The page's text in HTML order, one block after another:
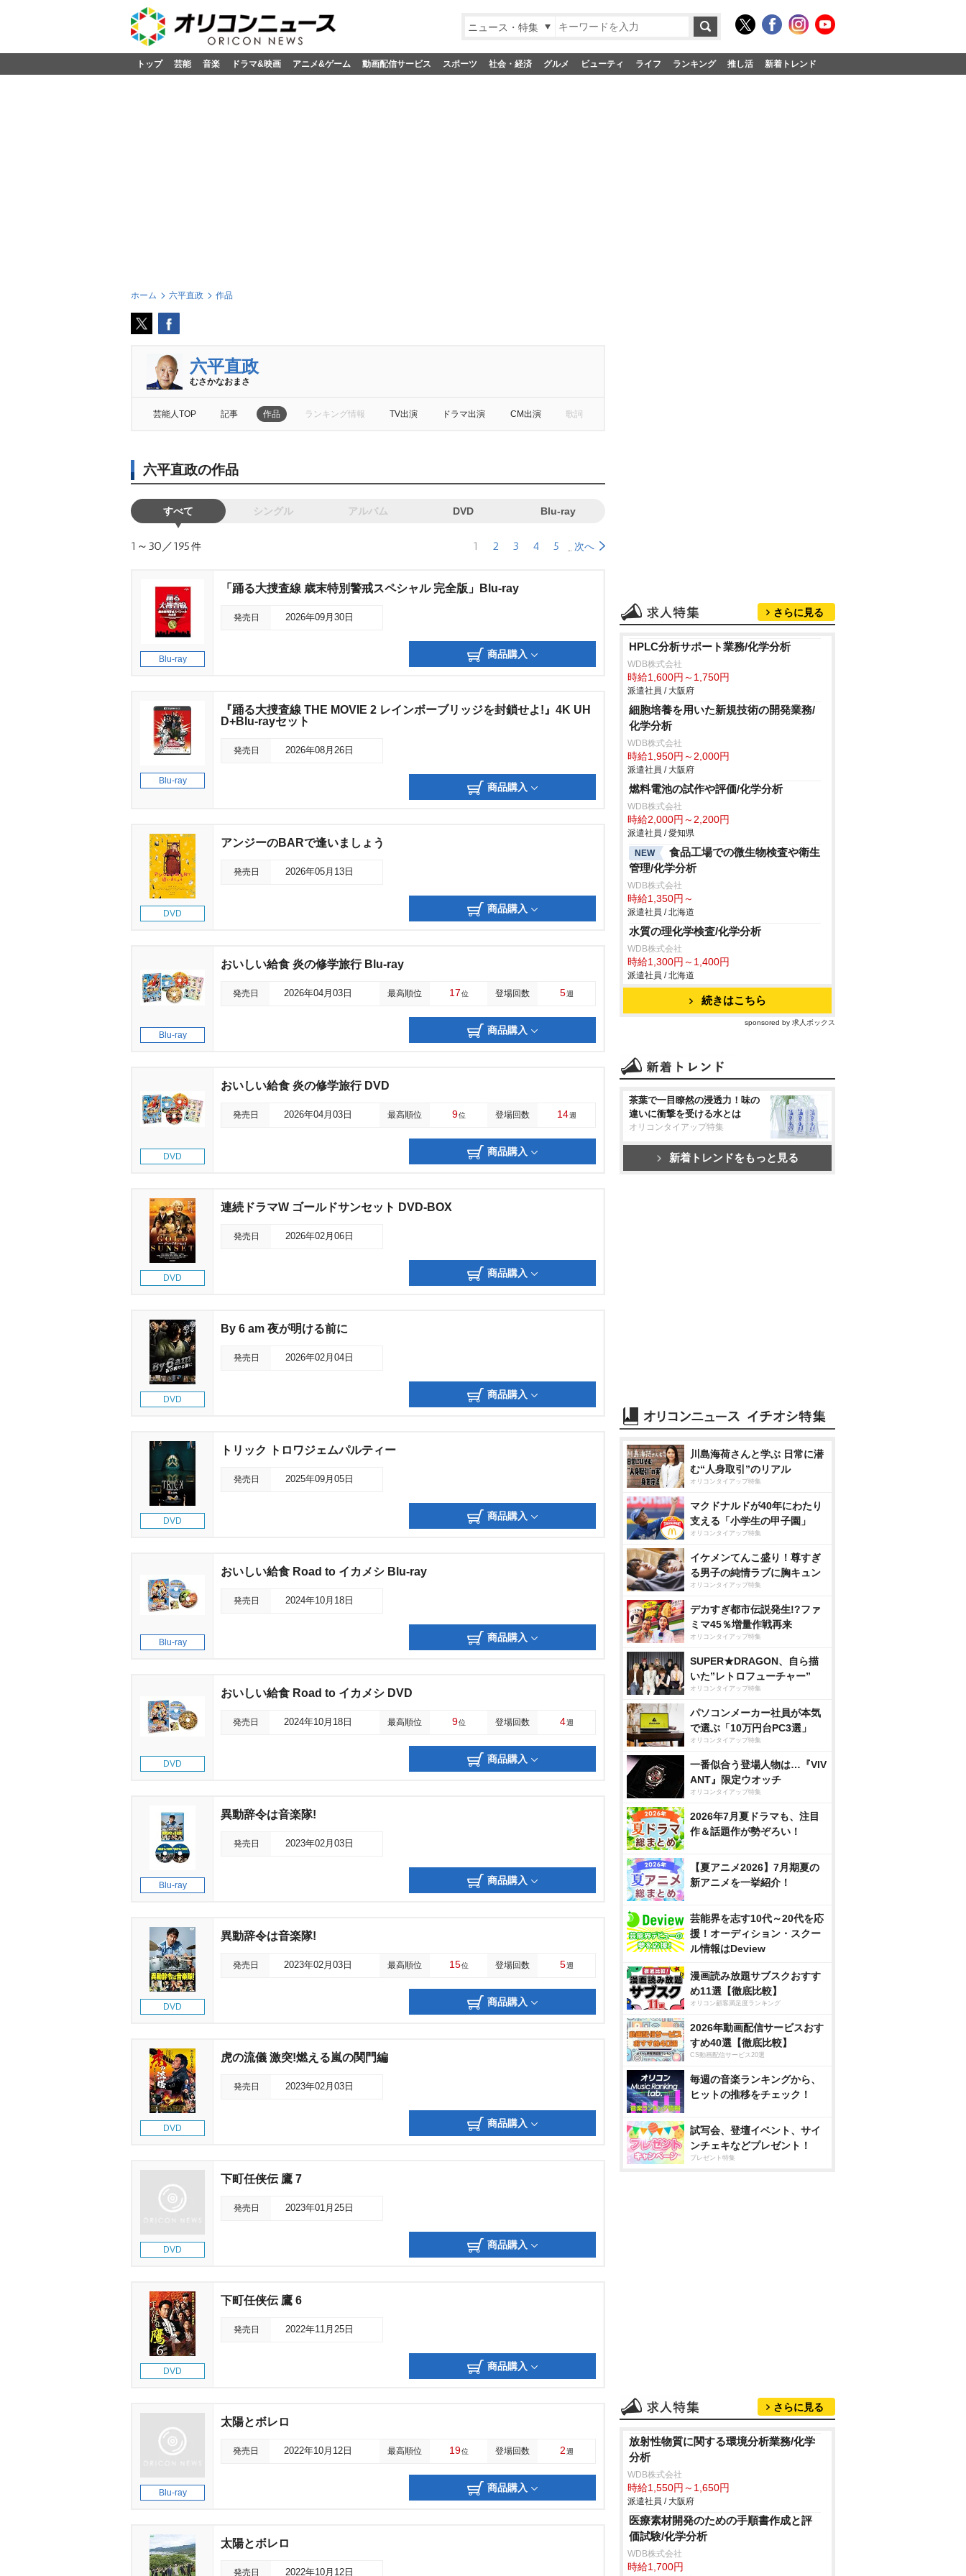
ニュース・特集
トップ 芸能 音楽 ドラマ&映画 アニメ&ゲーム 動画配信サービス スポーツ 社会・経済 グルメ ビューティ ライフ ランキング 推し活 新着トレンド
ホーム 六平直政 作品
六平直政
むさかなおまさ
芸能人TOP 記事 作品 ランキング情報 TV出演 ドラマ出演 CM出演 歌詞
六平直政の作品
すべて シングル アルバム DVD Blu-ray
1～30／195件 1 2 3 4 5 次へ
Blu-ray
「踊る大捜査線 歳末特別警戒スペシャル 完全版」Blu-ray
発売日 2026年09月30日
商品購入
Blu-ray
『踊る大捜査線 THE MOVIE 2 レインボーブリッジを封鎖せよ!』4K UH
D+Blu-rayセット
発売日 2026年08月26日
商品購入
DVD
アンジーのBARで逢いましょう
発売日 2026年05月13日
商品購入
Blu-ray
おいしい給食 炎の修学旅行 Blu-ray
発売日 2026年04月03日 最高順位 17位 登場回数 5週
商品購入
DVD
おいしい給食 炎の修学旅行 DVD
発売日 2026年04月03日 最高順位 9位 登場回数 14週
商品購入
DVD
連続ドラマW ゴールドサンセット DVD-BOX
発売日 2026年02月06日
商品購入
DVD
By 6 am 夜が明ける前に
発売日 2026年02月04日
商品購入
DVD
トリック トロワジェムパルティー
発売日 2025年09月05日
商品購入
Blu-ray
おいしい給食 Road to イカメシ Blu-ray
発売日 2024年10月18日
商品購入
DVD
おいしい給食 Road to イカメシ DVD
発売日 2024年10月18日 最高順位 9位 登場回数 4週
商品購入
Blu-ray
異動辞令は音楽隊!
発売日 2023年02月03日
商品購入
DVD
異動辞令は音楽隊!
発売日 2023年02月03日 最高順位 15位 登場回数 5週
商品購入
DVD
虎の流儀 激突!燃える嵐の関門編
発売日 2023年02月03日
商品購入
DVD
下町任侠伝 鷹 7
発売日 2023年01月25日
商品購入
DVD
下町任侠伝 鷹 6
発売日 2022年11月25日
商品購入
Blu-ray
太陽とボレロ
発売日 2022年10月12日 最高順位 19位 登場回数 2週
商品購入
太陽とボレロ
発売日 2022年10月12日
さらに見る
HPLC分析サポート業務/化学分析
WDB株式会社
時給1,600円～1,750円
派遣社員 / 大阪府
細胞培養を用いた新規技術の開発業務/
化学分析
WDB株式会社
時給1,950円～2,000円
派遣社員 / 大阪府
燃料電池の試作や評価/化学分析
WDB株式会社
時給2,000円～2,200円
派遣社員 / 愛知県
NEW
食品工場での微生物検査や衛生
管理/化学分析
WDB株式会社
時給1,350円～
派遣社員 / 北海道
水質の理化学検査/化学分析
WDB株式会社
時給1,300円～1,400円
派遣社員 / 北海道
続きはこちら
sponsored by 求人ボックス
茶葉で一目瞭然の浸透力！味の
違いに衝撃を受ける水とは
オリコンタイアップ特集
新着トレンドをもっと見る
川島海荷さんと学ぶ 日常に潜
む“人身取引”のリアル
オリコンタイアップ特集
マクドナルドが40年にわたり
支える「小学生の甲子園」
オリコンタイアップ特集
イケメンてんこ盛り！尊すぎ
る男子の純情ラブに胸キュン
オリコンタイアップ特集
デカすぎ都市伝説発生!?ファ
ミマ45％増量作戦再来
オリコンタイアップ特集
SUPER★DRAGON、自ら描
いた”レトロフューチャー”
オリコンタイアップ特集
パソコンメーカー社員が本気
で選ぶ「10万円台PC3選」
オリコンタイアップ特集
一番似合う登場人物は…『VIV
ANT』限定ウオッチ
オリコンタイアップ特集
2026年7月夏ドラマも、注目
作＆話題作が勢ぞろい！
【夏アニメ2026】7月期夏の
新アニメを一挙紹介！
芸能界を志す10代～20代を応
援！オーディション・スクー
ル情報はDeview
漫画読み放題サブスクおすす
め11選【徹底比較】
オリコン顧客満足度ランキング
2026年動画配信サービスおす
すめ40選【徹底比較】
CS動画配信サービス20選
毎週の音楽ランキングから、
ヒットの推移をチェック！
試写会、登壇イベント、サイ
ンチェキなどプレゼント！
プレゼント特集
さらに見る
放射性物質に関する環境分析業務/化学
分析
WDB株式会社
時給1,550円～1,650円
派遣社員 / 大阪府
医療素材開発のための手順書作成と評
価試験/化学分析
WDB株式会社
時給1,700円